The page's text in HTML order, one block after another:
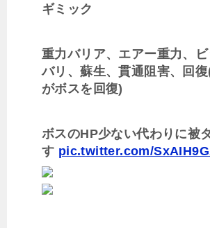
ギミック
重力バリア、エアー重力、
バリ、蘇生、貫通阻害、回
がボスを回復)
ボスのHP少ない代わりに被
す pic.twitter.com/